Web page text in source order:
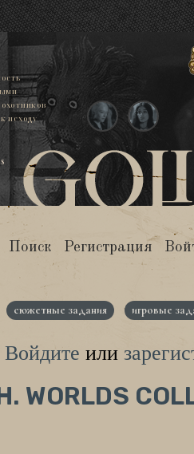
исходу
Поиск Регистрация
сюжетные задания игровые
Войдите или
WORLDS